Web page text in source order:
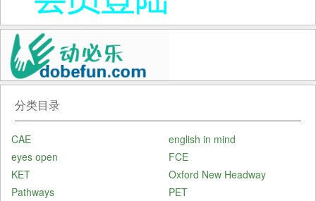
分类目录
CAE
english in mind
eyes open
FCE
KET
Oxford New Headway
Pathways
PET